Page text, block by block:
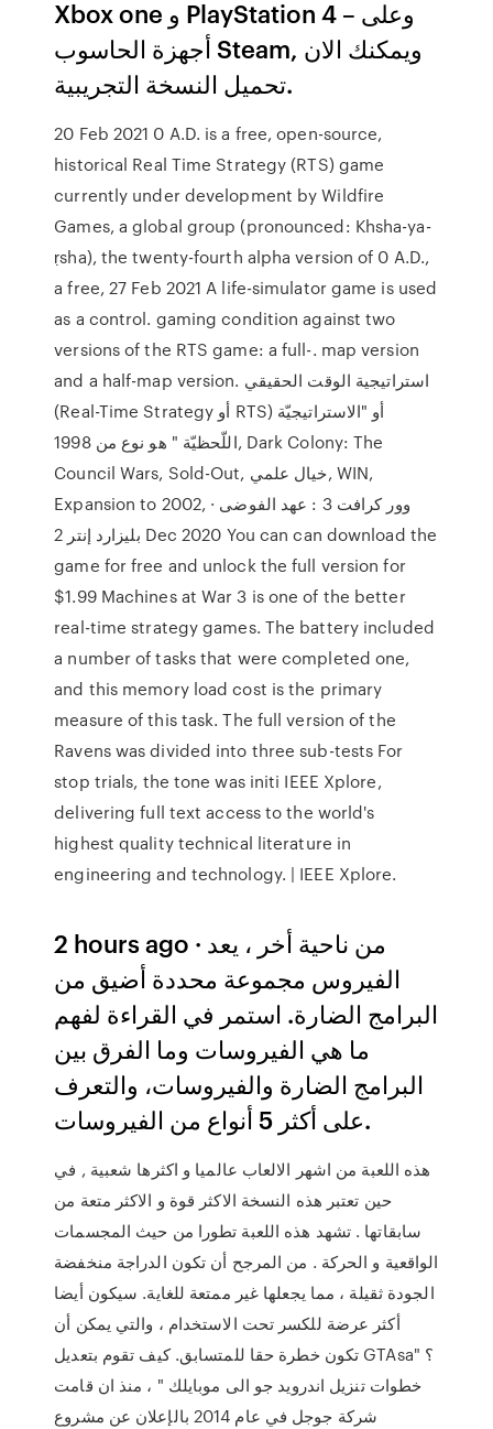
Xbox one و PlayStation 4 – وعلى
أجهزة الحاسوب Steam, ويمكنك الان
تحميل النسخة التجريبية.
20 Feb 2021 0 A.D. is a free, open-source,
historical Real Time Strategy (RTS) game
currently under development by Wildfire
Games, a global group (pronounced: Khsha-ya-
ṛsha), the twenty-fourth alpha version of 0 A.D.,
a free, 27 Feb 2021 A life-simulator game is used
as a control. gaming condition against two
versions of the RTS game: a full-. map version
and a half-map version. استراتيجية الوقت الحقيقي
(Real-Time Strategy أو RTS) أو "الاستراتيجيّة
اللّحظيّة " هو نوع من 1998, Dark Colony: The
Council Wars, Sold-Out, خيال علمي, WIN,
Expansion to 2002, وور كرافت 3 : عهد الفوضى ·
بليزارد إنتر 2 Dec 2020 You can can download the
game for free and unlock the full version for
$1.99 Machines at War 3 is one of the better
real-time strategy games. The battery included
a number of tasks that were completed one,
and this memory load cost is the primary
measure of this task. The full version of the
Ravens was divided into three sub-tests For
stop trials, the tone was initi IEEE Xplore,
delivering full text access to the world's
highest quality technical literature in
engineering and technology. | IEEE Xplore.
2 hours ago · من ناحية أخر ، يعد
الفيروس مجموعة محددة أضيق من
البرامج الضارة. استمر في القراءة لفهم
ما هي الفيروسات وما الفرق بين
البرامج الضارة والفيروسات، والتعرف
على أكثر 5 أنواع من الفيروسات.
هذه اللعبة من اشهر الالعاب عالميا و اكثرها شعبية , في
حين تعتبر هذه النسخة الاكثر قوة و الاكثر متعة من
سابقاتها . تشهد هذه اللعبة تطورا من حيث المجسمات
الواقعية و الحركة . من المرجح أن تكون الدراجة منخفضة
الجودة ثقيلة ، مما يجعلها غير ممتعة للغاية. سيكون أيضا
أكثر عرضة للكسر تحت الاستخدام ، والتي يمكن أن
تكون خطرة حقا للمتسابق. كيف تقوم بتعديل GTAsa؟ "
خطوات تنزيل اندرويد جو الى موبايلك " ، منذ ان قامت
شركة جوجل في عام 2014 بالإعلان عن مشروع